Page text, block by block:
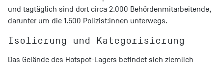
und tagtäglich sind dort circa 2.000 Behördenmitarbeitende,
darunter um die 1.500 Polizist:innen unterwegs.
Isolierung und Kategorisierung
Das Gelände des Hotspot-Lagers befindet sich ziemlich